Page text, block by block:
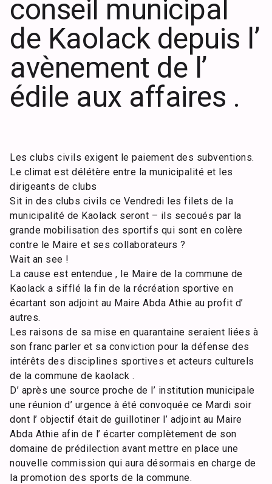
conseil municipal
de Kaolack depuis l’
avènement de l’
édile aux affaires .
Les clubs civils exigent le paiement des subventions.
Le climat est délétère entre la municipalité et les
dirigeants de clubs
Sit in des clubs civils ce Vendredi les filets de la
municipalité de Kaolack seront – ils secoués par la
grande mobilisation des sportifs qui sont en colère
contre le Maire et ses collaborateurs ?
Wait an see !
La cause est entendue , le Maire de la commune de
Kaolack a sifflé la fin de la récréation sportive en
écartant son adjoint au Maire Abda Athie au profit d’
autres.
Les raisons de sa mise en quarantaine seraient liées à
son franc parler et sa conviction pour la défense des
intérêts des disciplines sportives et acteurs culturels
de la commune de kaolack .
D’ après une source proche de l’ institution municipale
une réunion d’ urgence à été convoquée ce Mardi soir
dont l’ objectif était de guillotiner l’ adjoint au Maire
Abda Athie afin de l’ écarter complètement de son
domaine de prédilection avant mettre en place une
nouvelle commission qui aura désormais en charge de
la promotion des sports de la commune.